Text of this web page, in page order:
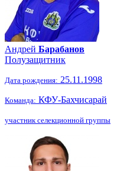
Андрей Барабанов
Полузащитник
Дата рождения: 25.11.1998
Команда: КФУ-Бахчисарай
участник селекционной группы